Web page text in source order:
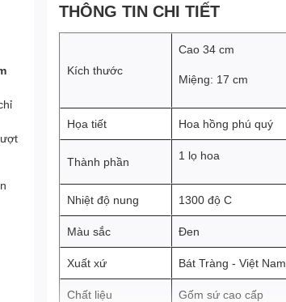
THÔNG TIN CHI TIẾT
Kích thước
Cao 34 cm
Miệng: 17 cm
Họa tiết Hoa hồng phú quý
Thành phần 1 lọ hoa
Nhiệt độ nung 1300 độ C
Màu sắc Đen
Xuất xứ Bát Tràng - Việt Nam
Chất liệu Gốm sứ cao cấp